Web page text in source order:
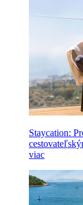
Staycation:
viac